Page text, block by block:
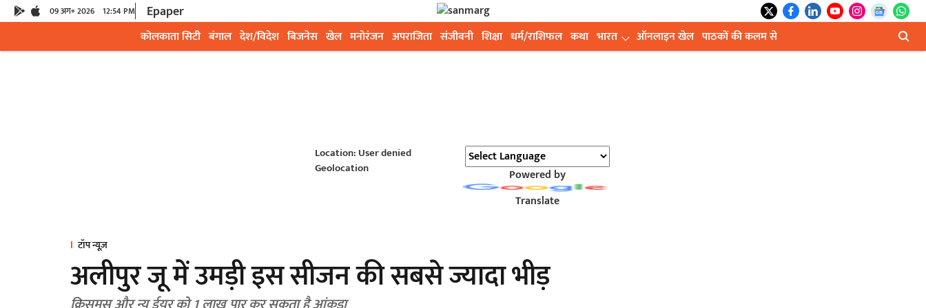
09 अग॰ 2026 12:54 PM Epaper
कोलकाता सिटी बंगाल देश/विदेश बिजनेस खेल मनोरंजन अपराजिता संजीवनी शिक्षा धर्म/राशिफल कथा भारत ऑनलाइन खेल पाठकों की कलम से
Location: User denied
Geolocation
Powered by
Translate
टॉप न्यूज़
अलीपुर जू में उमड़ी इस सीजन की सबसे ज्यादा भीड़